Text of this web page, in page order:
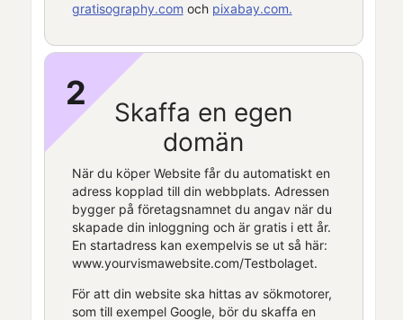
gratisography.com och pixabay.com.
2
Skaffa en egen
domän
När du köper Websitefår du automatiskt en
adress kopplad till din webbplats. Adressen
bygger på företagsnamnet du angav när du
skapade din inloggning och är gratis i ett år.
En startadress kan exempelvis se ut så här:
www.yourvismawebsite.com/Testbolaget.
För att din website ska hittas av sökmotorer,
som till exempel Google, bör du skaffa en